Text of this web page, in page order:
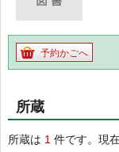
予約かごへ
所蔵
所蔵は 1 件です。現